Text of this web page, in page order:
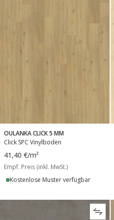
OULANKA CLICK 5 MM
Click SPC Vinylboden
41,40 €/m²
Empf. Preis (inkl. MwSt.)
Kostenlose Muster verfügbar